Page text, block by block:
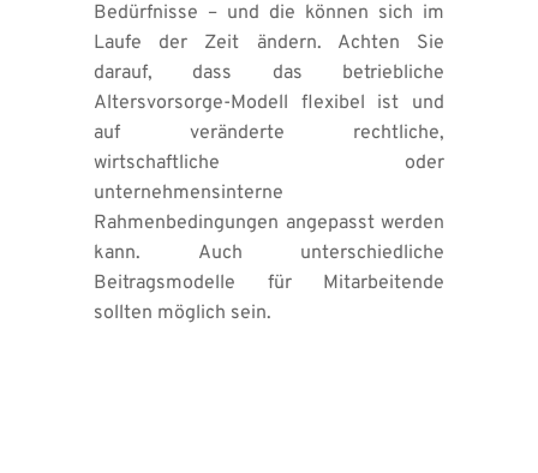
Bedürfnisse – und die können sich im
Laufe der Zeit ändern. Achten Sie
darauf, dass das betriebliche
Altersvorsorge-Modell flexibel ist und
auf veränderte rechtliche,
wirtschaftliche oder
unternehmensinterne
Rahmenbedingungen angepasst werden
kann. Auch unterschiedliche
Beitragsmodelle für Mitarbeitende
sollten möglich sein.